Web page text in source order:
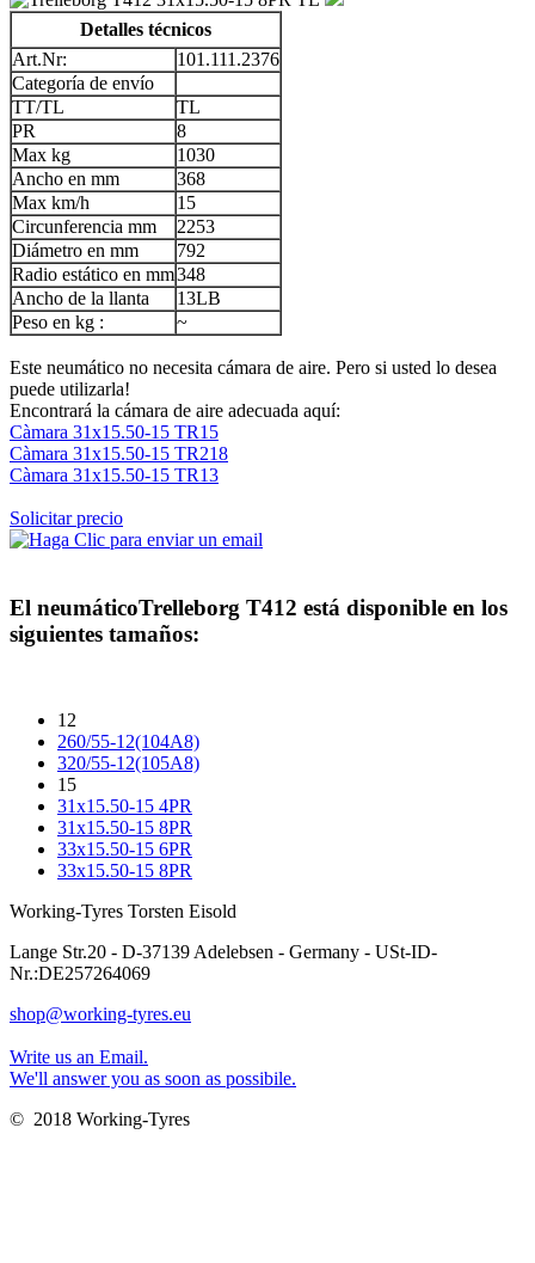
Detalles técnicos
Art.Nr:
101.111.2376
Categoría de envío
TT/TL
TL
PR
8
Max kg
1030
Ancho en mm
368
Max km/h
15
Circunferencia mm
2253
Diámetro en mm
792
Radio estático en mm348
Ancho de la llanta
13LB
Peso en kg :
~
Este neumático no necesita cámara de aire. Pero si usted lo desea
puede utilizarla!
Encontrará la cámara de aire adecuada aquí:
Càmara 31x15.50-15 TR15
Càmara 31x15.50-15 TR218
Càmara 31x15.50-15 TR13
Solicitar precio
El neumáticoTrelleborg T412 está disponible en los
siguientes tamaños:
12
260/55-12(104A8)
320/55-12(105A8)
15
31x15.50-15 4PR
31x15.50-15 8PR
33x15.50-15 6PR
33x15.50-15 8PR
Working-Tyres Torsten Eisold
Lange Str.20 - D-37139 Adelebsen - Germany - USt-ID-
Nr.:DE257264069
shop@working-tyres.eu
Write us an Email.
We'll answer you as soon as possibile.
© 2018 Working-Tyres